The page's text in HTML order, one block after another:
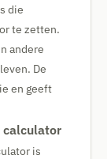
die
te zetten.
andere
De
en geeft
calculator
is